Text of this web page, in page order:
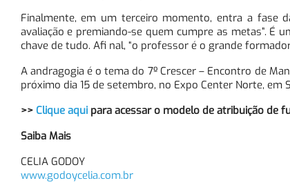
Finalmente, em um terceiro momento, entra a fase
avaliação e premiando-se quem cumpre as metas”. É
chave de tudo. Afi nal, “o professor é o grande
A andragogia é o tema do 7º Crescer – Encontro de
próximo dia 15 de setembro, no Expo Center Norte, em
>> Clique aqui para acessar o modelo de atribuição de
Saiba Mais
CELIA GODOY
www.godoycelia.com.br